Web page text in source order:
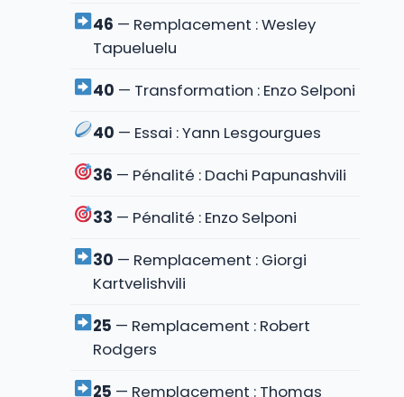
46 — Remplacement : Wesley
Tapueluelu
40 — Transformation : Enzo Selponi
40 — Essai : Yann Lesgourgues
36 — Pénalité : Dachi Papunashvili
33 — Pénalité : Enzo Selponi
30 — Remplacement : Giorgi
Kartvelishvili
25 — Remplacement : Robert
Rodgers
25 — Remplacement : Thomas